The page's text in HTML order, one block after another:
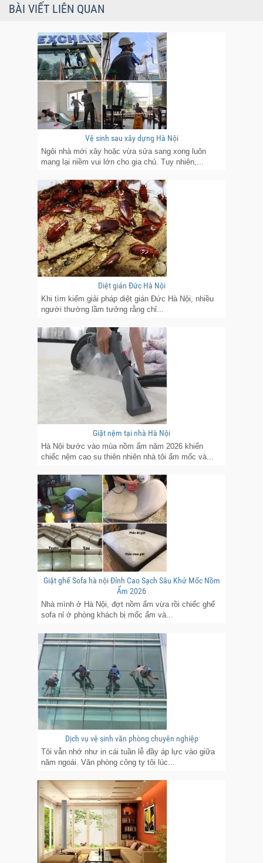
BÀI VIẾT LIÊN QUAN
Vệ sinh sau xây dựng Hà Nội
Ngôi nhà mới xây hoặc vừa sửa sang xong luôn
mang lại niềm vui lớn cho gia chủ. Tuy nhiên,...
Diệt gián Đức Hà Nội
Khi tìm kiếm giải pháp diệt gián Đức Hà Nội, nhiều
người thường lầm tưởng rằng chỉ...
Giặt nệm tại nhà Hà Nội
Hà Nội bước vào mùa nồm ẩm năm 2026 khiến
chiếc nệm cao su thiên nhiên nhà tôi ẩm mốc và...
Giặt ghế Sofa hà nội Đỉnh Cao Sạch Sâu Khử Mốc Nồm
Ẩm 2026
Nhà mình ở Hà Nội, đợt nồm ẩm vừa rồi chiếc ghế
sofa nỉ ở phòng khách bị mốc ẩm và...
Dịch vụ vệ sinh văn phòng chuyên nghiệp
Tôi vẫn nhớ như in cái tuần lễ đầy áp lực vào giữa
năm ngoái. Văn phòng công ty tôi lúc...